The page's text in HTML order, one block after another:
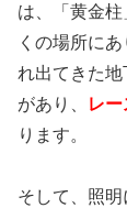
は、「黄金
くの場所に
れ出てきた
があり、
レ
ります。
そして、照